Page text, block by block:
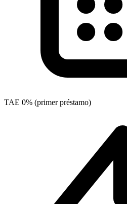
TAE 0% (primer préstamo)